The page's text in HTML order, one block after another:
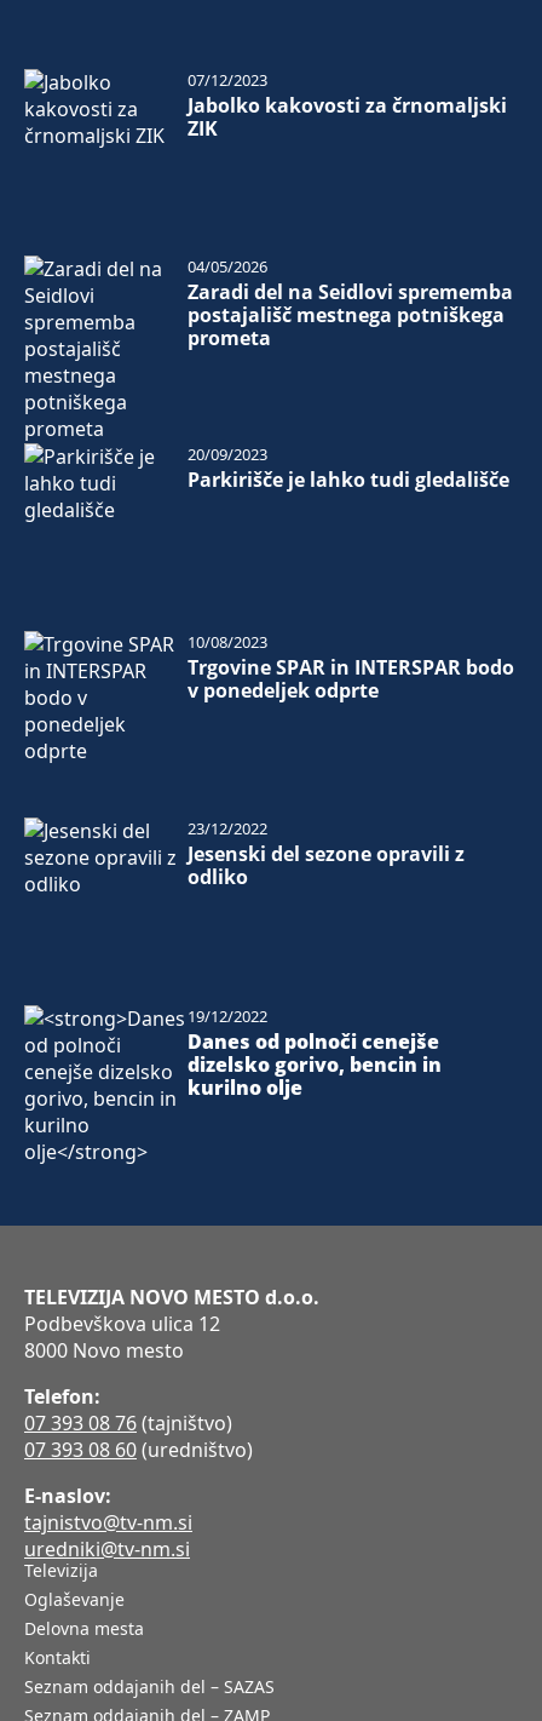
Jabolko kakovosti za črnomaljski
ZIK
07/12/2023
Zaradi del na Seidlovi sprememba
postajališč mestnega potniškega
prometa
04/05/2026
Parkirišče je lahko tudi gledališče
20/09/2023
Trgovine SPAR in INTERSPAR bodo
v ponedeljek odprte
10/08/2023
Jesenski del sezone opravili z
odliko
23/12/2022
Danes od polnoči cenejše
dizelsko gorivo, bencin in
kurilno olje
19/12/2022
TELEVIZIJA NOVO MESTO d.o.o.
Podbevškova ulica 12
8000 Novo mesto
Telefon:
07 393 08 76(tajništvo)
07 393 08 60(uredništvo)
E-naslov:
tajnistvo@tv-nm.si
uredniki@tv-nm.si
Televizija
Oglaševanje
Delovna mesta
Kontakti
Seznam oddajanih del – SAZAS
Seznam oddajanih del – ZAMP